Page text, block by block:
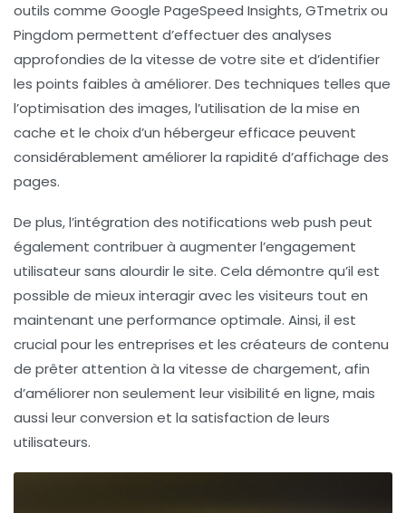
outils comme Google PageSpeed Insights,GTmetrixou
Pingdom permettent d’effectuer des analyses
approfondies de la vitesse de votre site et d’identifier
les points faibles à améliorer. Des techniques telles que
l’optimisation des images, l’utilisation de la mise en
cache et le choix d’un hébergeur efficace peuvent
considérablement améliorer la rapidité d’affichage des
pages.
De plus, l’intégration des notifications web push peut
également contribuer à augmenter l’engagement
utilisateursans alourdir le site. Cela démontre qu’il est
possible de mieux interagir avec les visiteurs tout en
maintenant une performance optimale. Ainsi, il est
crucial pour les entreprises et les créateurs de contenu
de prêter attention à la vitesse de chargement, afin
d’améliorer non seulement leurvisibilité en ligne, mais
aussi leurconversion et la satisfaction de leurs
utilisateurs.